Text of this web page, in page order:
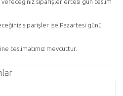
vereceğiniz siparişler ertesi gün teslim
siparişler ise Pazartesi günü
teslimatımız mevcuttur.